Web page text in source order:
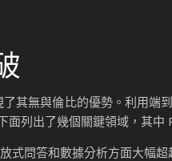
其無與倫比的優勢。利用
列出了幾個關鍵領域，其中
式問答和數據分析方面大幅